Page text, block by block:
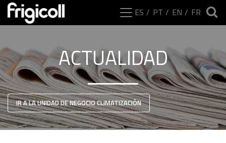
ES PT EN FR
ACTUALIDAD
IR A LA UNIDAD DE NEGOCIO CLIMATIZACIÓN